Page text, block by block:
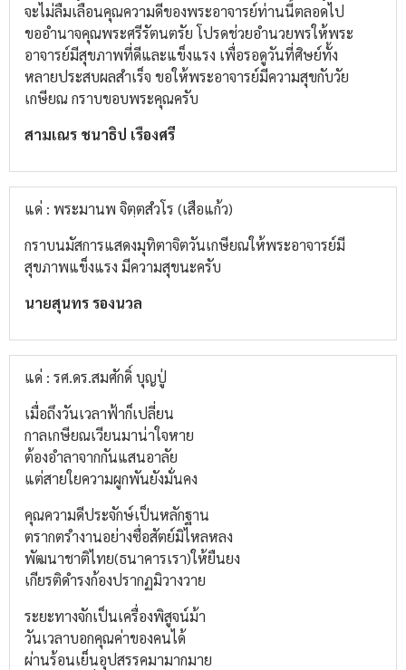
จะไม่ลืมเลือนคุณความดีของพระอาจารย์ท่านนี้ตลอดไป
ขออำนาจคุณพระศรีรัตนตรัย โปรดช่วยอำนวยพรให้พระ
อาจารย์มีสุขภาพที่ดีและแข็งแรง เพื่อรอดูวันที่ศิษย์ทั้ง
หลายประสบผลสำเร็จ ขอให้พระอาจารย์มีความสุขกับวัย
เกษียณ กราบขอบพระคุณครับ
สามเณร ชนาธิป เรืองศรี
แด่ : พระมานพ จิตฺตสํวโร (เสือแก้ว)
กราบนมัสการแสดงมุทิตาจิตวันเกษียณให้พระอาจารย์มี
สุขภาพแข็งแรง มีความสุขนะครับ
นายสุนทร รองนวล
แด่ : รศ.ดร.สมศักดิ์ บุญปู่
เมื่อถึงวันเวลาฟ้าก็เปลี่ยน
กาลเกษียณเวียนมาน่าใจหาย
ต้องอำลาจากกันแสนอาลัย
แต่สายใยความผูกพันยังมั่นคง
คุณความดีประจักษ์เป็นหลักฐาน
ตรากตรำงานอย่างซื่อสัตย์มิไหลหลง
พัฒนาชาติไทย(ธนาคารเรา)ให้ยืนยง
เกียรติดำรงก้องปรากฏมิวางวาย
ระยะทางจักเป็นเครื่องพิสูจน์ม้า
วันเวลาบอกคุณค่าของคนได้
ผ่านร้อนเย็นอุปสรรคมามากมาย